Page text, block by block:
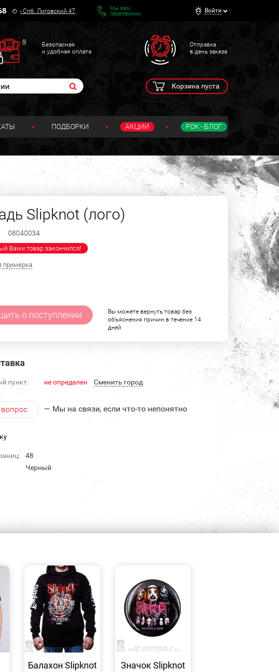
-Спб. Лиговский 47
Мы вам
перезвоним
Войти
Безопасная
и удобная оплата
Отправка
в день заказа
Корзина пуста
ПОДБОРКИ АКЦИИ РОК - БЛОГ
Slipknot (лого)
08040034
Вами товар закончился!
примерка
о поступлении
Вы можете вернуть товар без
объяснения причин в течение 14
дней
пункт: не определен Cменить город
— Мы на связи, если что-то непонятно
48
Черный
ПРОСМОТР
Балахон Slipknot
ПРОСМОТР
Значок Slipknot